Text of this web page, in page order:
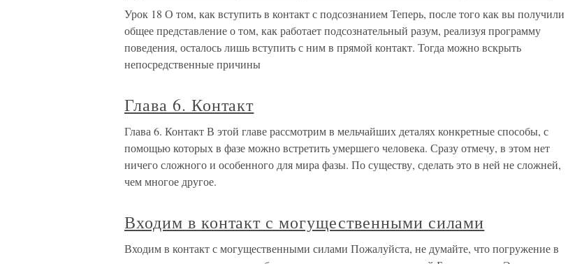
Урок 18 О том, как вступить в контакт с подсознанием Теперь, после того как вы получили
общее представление о том, как работает подсознательный разум, реализуя программу
поведения, осталось лишь вступить с ним в прямой контакт. Тогда можно вскрыть
непосредственные причины
Глава 6. Контакт
Глава 6. Контакт В этой главе рассмотрим в мельчайших деталях конкретные способы, с
помощью которых в фазе можно встретить умершего человека. Сразу отмечу, в этом нет
ничего сложного и особенного для мира фазы. По существу, сделать это в ней не сложней,
чем многое другое.
Входим в контакт с могущественными силами
Входим в контакт с могущественными силами Пожалуйста, не думайте, что погружение в